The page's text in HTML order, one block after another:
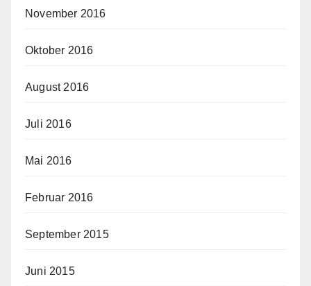
November 2016
Oktober 2016
August 2016
Juli 2016
Mai 2016
Februar 2016
September 2015
Juni 2015